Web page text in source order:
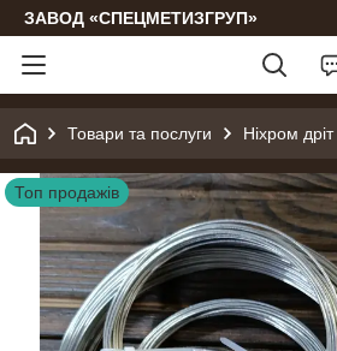
ЗАВОД «СПЕЦМЕТИЗГРУП»
Товари та послуги Ніхром
Топ продажів